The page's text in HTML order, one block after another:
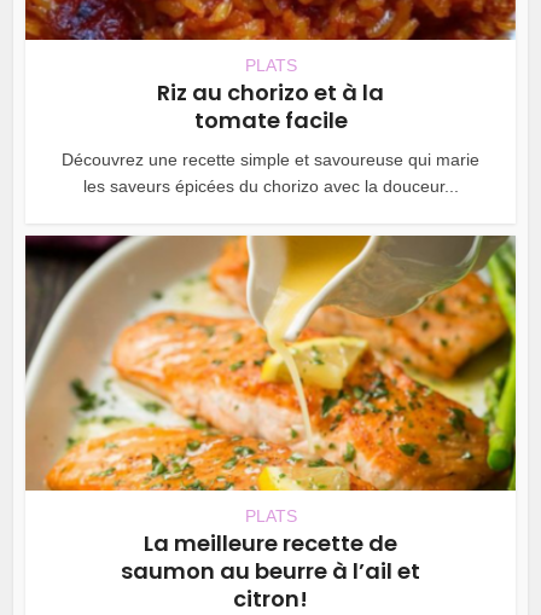
PLATS
Riz au chorizo et à la
tomate facile
Découvrez une recette simple et savoureuse qui marie
les saveurs épicées du chorizo avec la douceur...
PLATS
La meilleure recette de
saumon au beurre à l’ail et
citron!